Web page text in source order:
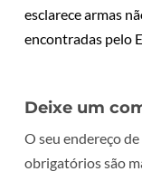
esclarece armas
encontradas pelo
Deixe um
O seu endereço
obrigatórios são